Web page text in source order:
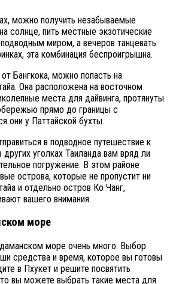
можно получить незабываемые
солнце, пить местные экзотические
миром, а вечеров танцевать
эта комбинация беспроигрышна.
Бангкока, можно попасть на
Она расположена на восточном
места для дайвинга, протянуты
прямо до границы с
они у Паттайской бухты.
в подводное путешествие к
уголках Таиланда вам вряд ли
погружение. В этом районе
острова, которые не пропустит ни
и отдельно остров Ко Чанг,
вашего внимания.
море
море очень много. Выбор
средства и время, которое вы готовы
в Пхукет и решите посвятить
вы можете выбрать такие места для